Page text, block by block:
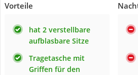
Vorteile
hat 2 verstellbare
aufblasbare Sitze
Tragetasche mit
Griffen für den